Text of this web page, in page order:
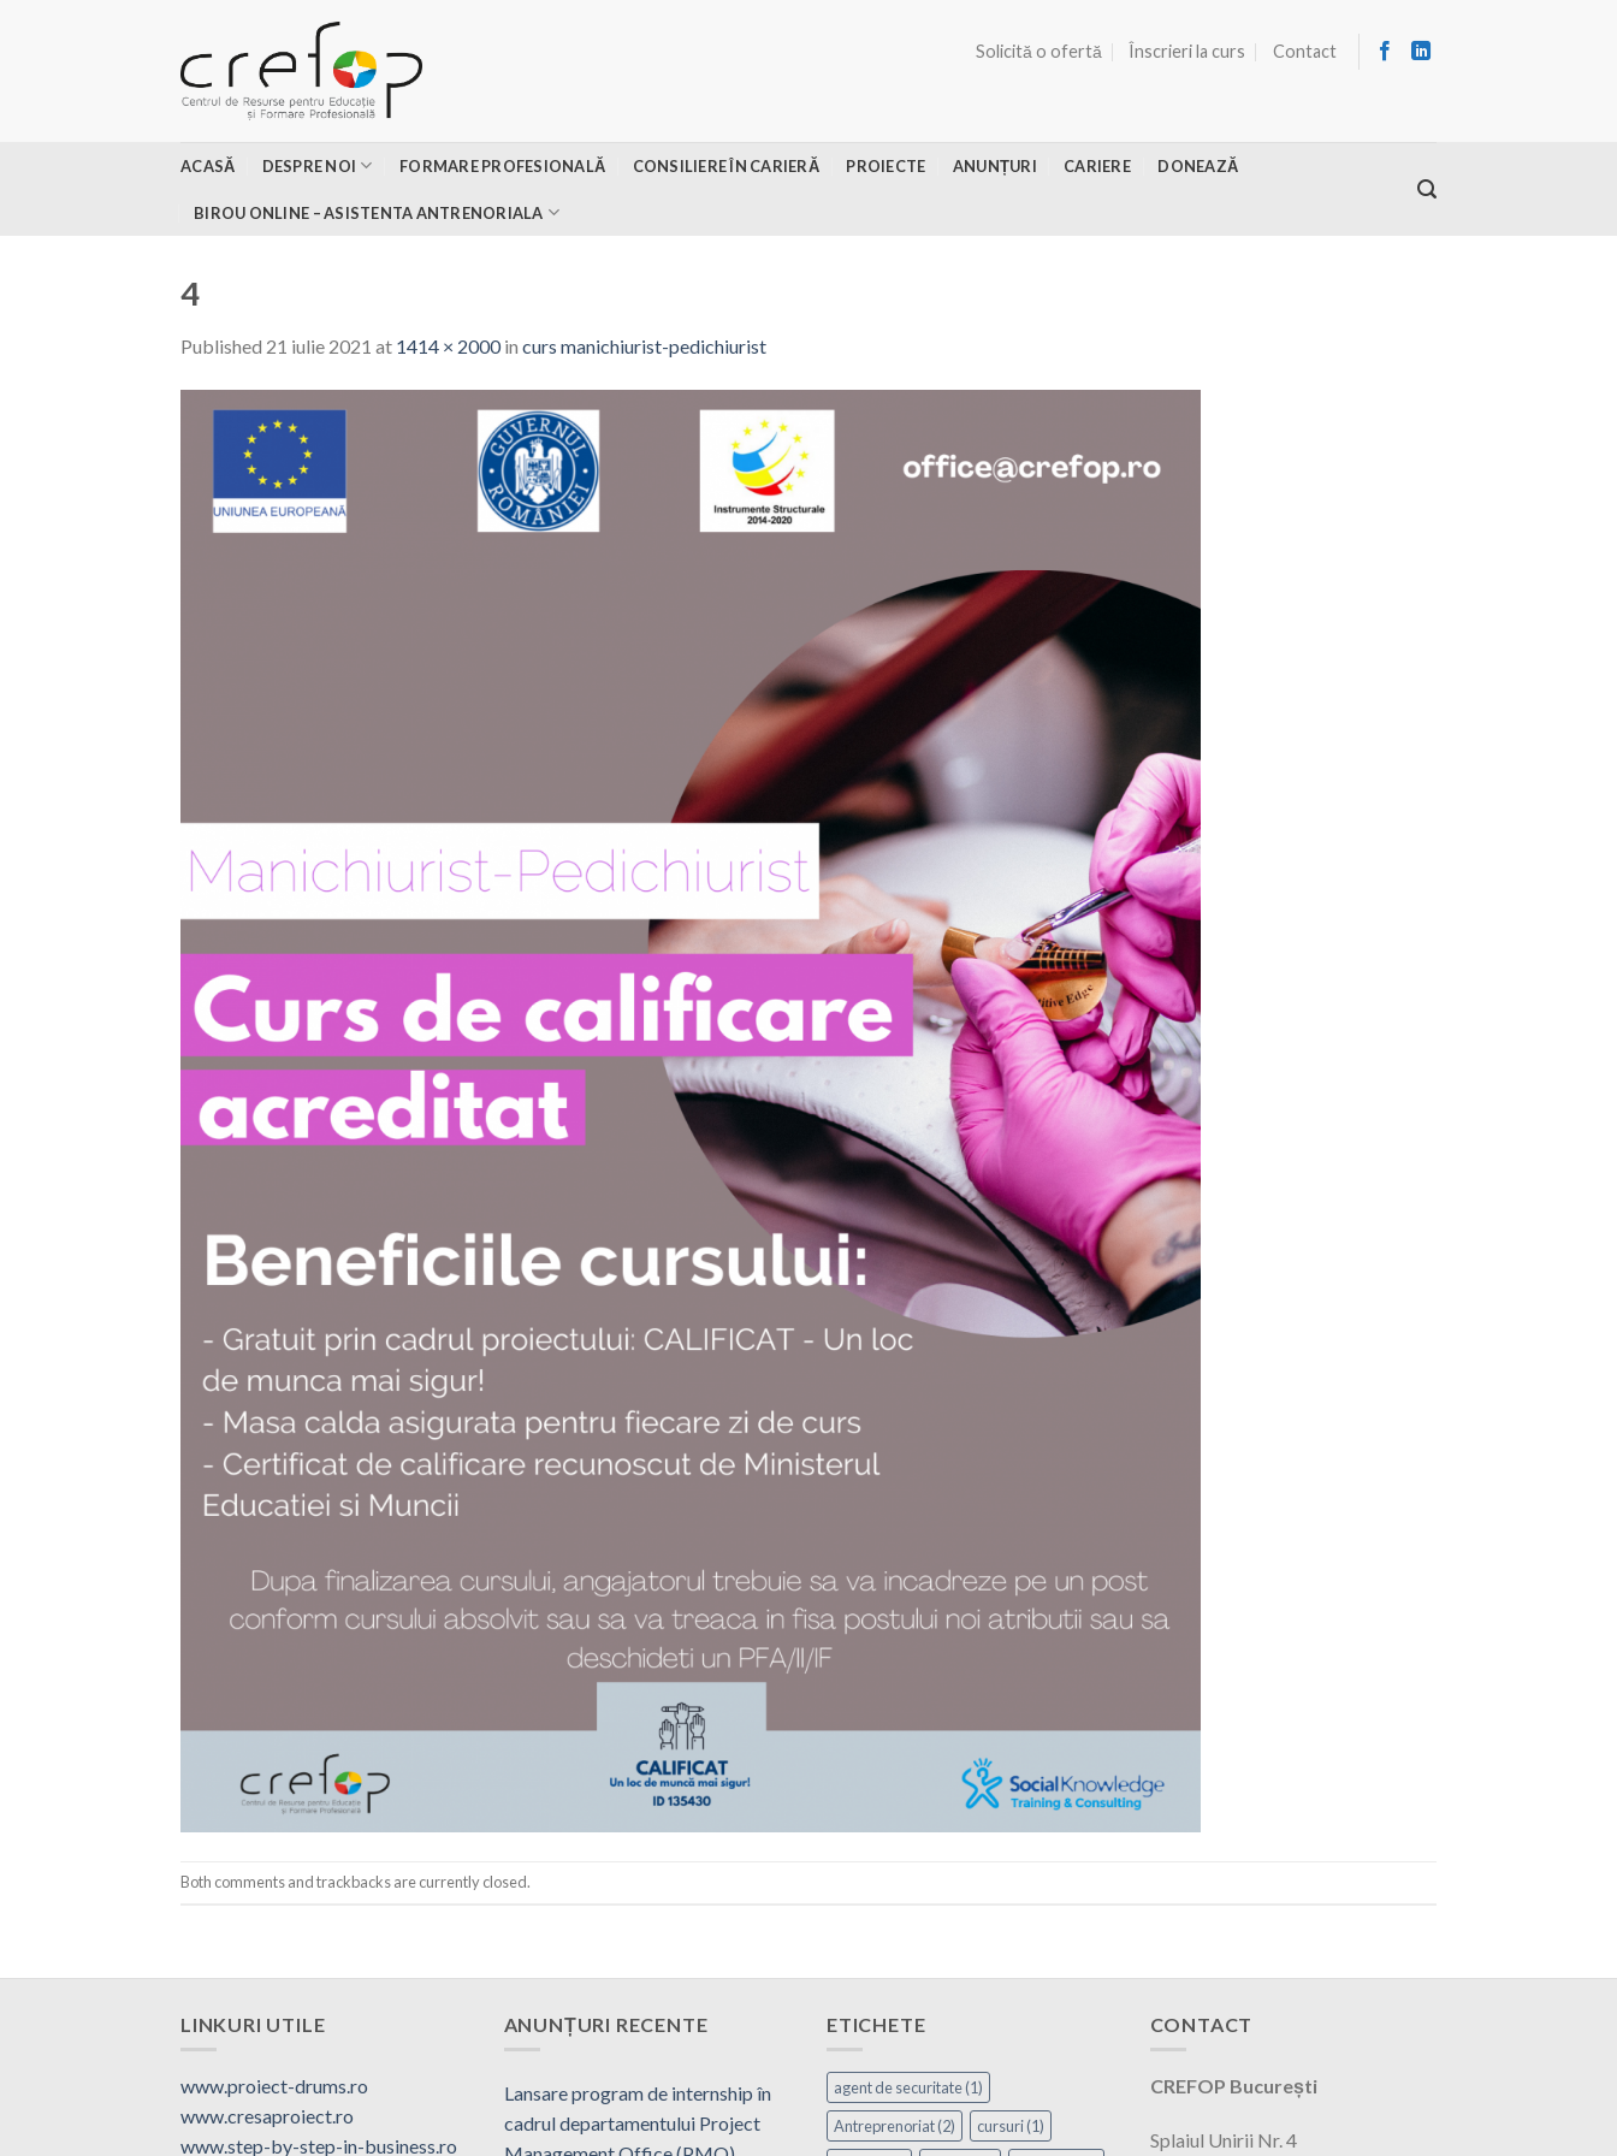
Solicită o ofertă Înscrieri la curs Contact
ACASĂ DESPRE NOI FORMARE PROFESIONALĂ CONSILIERE ÎN CARIERĂ PROIECTE ANUNȚURI CARIERE DONEAZĂ
BIROU ONLINE – ASISTENTA ANTRENORIALA
4
Published 21 iulie 2021 at 1414 × 2000in curs manichiurist-pedichiurist
Both comments and trackbacks are currently closed.
LINKURI UTILE
www.proiect-drums.ro
www.cresaproiect.ro
www.step-by-step-in-business.ro
ANUNȚURI RECENTE
Lansare program de internship în
cadrul departamentului Project
ETICHETE
agent de securitate(1)
Antreprenoriat(2) cursuri(1)
CONTACT
CREFOP București
Splaiul Unirii Nr. 4